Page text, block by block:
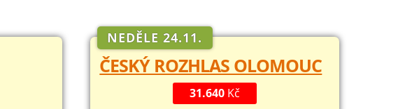
NEDĚLE 24.11.
ČESKÝ ROZHLAS OLOMOUC
31.640 Kč